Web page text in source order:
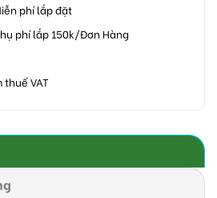
phí lắp đặt
phí lắp 150k/Đơn Hàng
VAT